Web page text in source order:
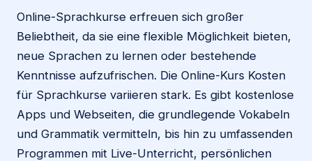
Online-Sprachkurse erfreuen sich großer
Beliebtheit, da sie eine flexible Möglichkeit bieten,
neue Sprachen zu lernen oder bestehende
Kenntnisse aufzufrischen. Die Online-Kurs Kosten
für Sprachkurse variieren stark. Es gibt kostenlose
Apps und Webseiten, die grundlegende Vokabeln
und Grammatik vermitteln, bis hin zu umfassenden
Programmen mit Live-Unterricht, persönlichen